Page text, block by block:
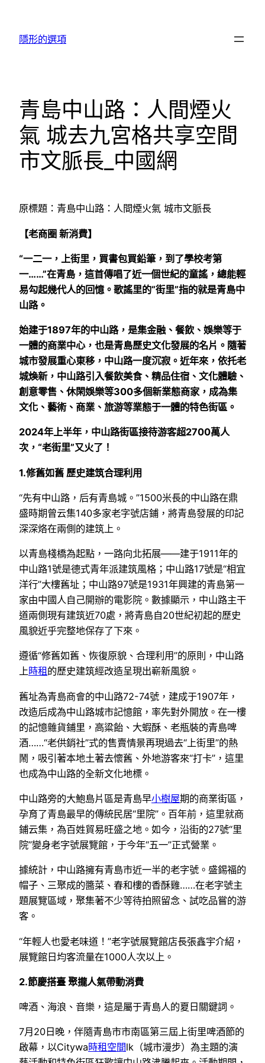
隱形的選項
青島中山路：人間煙火
氣 城去九宮格共享空間
市文脈長_中國網
原標題：青島中山路：人間煙火氣 城市文脈長
【老商圈 新消費】
“一二一，上街里，買書包買鉛筆，到了學校考第
一……”在青島，這首傳唱了近一個世紀的童謠，總能輕
易勾起幾代人的回憶。歌謠里的“街里”指的就是青島中
山路。
始建于1897年的中山路，是集金融、餐飲、娛樂等于
一體的商業中心，也是青島歷史文化發展的名片。隨著
城市發展重心東移，中山路一度沉寂。近年來，依托老
城煥新，中山路引入餐飲美食、精品住宿、文化體驗、
創意零售、休閑娛樂等300多個新業態商家，成為集
文化、藝術、商業、旅游等業態于一體的特色街區。
2024年上半年，中山路街區接待游客超2700萬人
次，“老街里”又火了！
1.修舊如舊 歷史建筑合理利用
“先有中山路，后有青島城。”1500米長的中山路在鼎
盛時期曾云集140多家老字號店鋪，將青島發展的印記
深深烙在兩側的建筑上。
以青島棧橋為起點，一路向北拓展——建于1911年的
中山路1號是德式青年派建筑風格；中山路17號是“相宜
洋行”大樓舊址；中山路97號是1931年興建的青島第一
家由中國人自己開辦的電影院。數據顯示，中山路主干
道兩側現有建筑近70處，將青島自20世紀初起的歷史
風貌近乎完整地保存了下來。
遵循“修舊如舊、恢復原貌、合理利用”的原則，中山路
上時租 的歷史建筑經改造呈現出嶄新風貌。
舊址為青島商會的中山路72-74號，建成于1907年，
改造后成為中山路城市記憶館，率先對外開放。在一樓
的記憶雜貨鋪里，高粱飴、大蝦酥、老瓶裝的青島啤
酒……“老供銷社”式的售賣情景再現過去“上街里”的熱
鬧，吸引著本地土著去懷舊、外地游客來“打卡”，這里
也成為中山路的全新文化地標。
中山路旁的大鮑島片區是青島早小樹屋期的商業街區，
孕育了青島最早的傳統民居“里院”。百年前，這里就商
鋪云集，為百姓貿易旺盛之地。如今，沿街的27號“里
院”變身老字號展覽館，于今年“五一”正式營業。
據統計，中山路擁有青島市近一半的老字號。盛錫福的
帽子、三聚成的醬菜、春和樓的香酥雞……在老字號主
題展覽區域，聚集著不少等待拍照留念、試吃品嘗的游
客。
“年輕人也愛老味道！”老字號展覽館店長張鑫宇介紹，
展覽館日均客流量在1000人次以上。
2.節慶搭臺 聚攏人氣帶動消費
啤酒、海浪、音樂，這是屬于青島人的夏日關鍵詞。
7月20日晚，伴隨青島市市南區第三屆上街里啤酒節的
啟幕，以Citywa時租空間lk（城市漫步）為主題的演